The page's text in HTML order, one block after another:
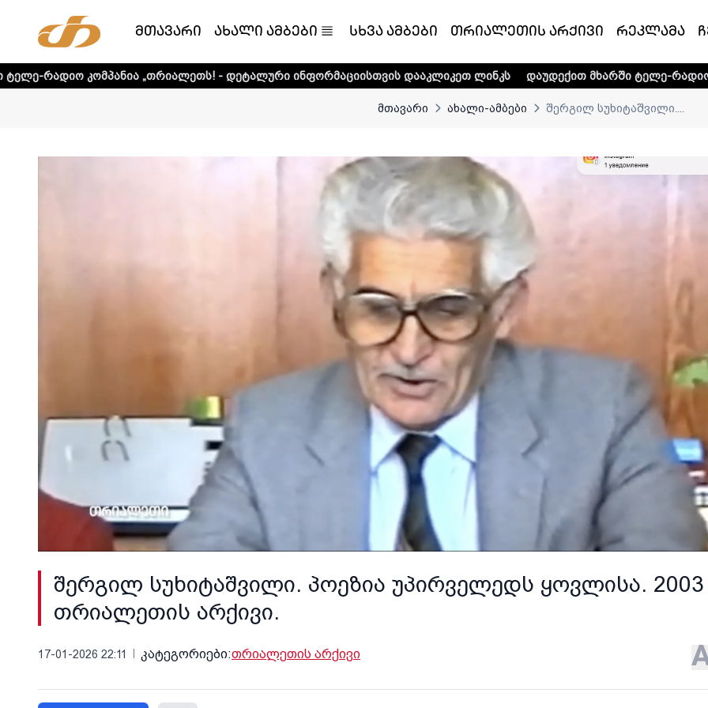
მთავარი ახალი ამბები სხვა ამბები თრიალეთის არქივი რეკლამა
„თრიალეთს! - დეტალური ინფორმაციისთვის დააკლიკეთ ლინკს დაუდექით მხარში ტელე-რადიო კომპანია
მთავარი ახალი-ამბები შერგილ სუხიტაშვილი....
შერგილ სუხიტაშვილი. პოეზია უპირველედს ყოვლისა. 2003
თრიალეთის არქივი.
17-01-2026 22:11 კატეგორიები:თრიალეთის არქივი